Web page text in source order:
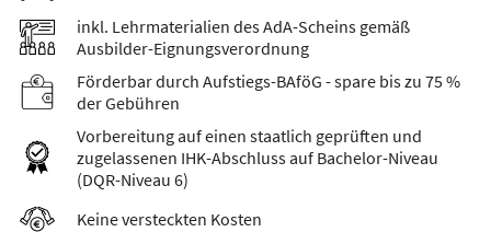
inkl. Lehrmaterialien des AdA-Scheins gemäß
Ausbilder-Eignungsverordnung
Förderbar durch Aufstiegs-BAföG - spare bis zu 75 %
der Gebühren
Vorbereitung auf einen staatlich geprüften und
zugelassenen IHK-Abschluss auf Bachelor-Niveau
(DQR-Niveau 6)
Keine versteckten Kosten